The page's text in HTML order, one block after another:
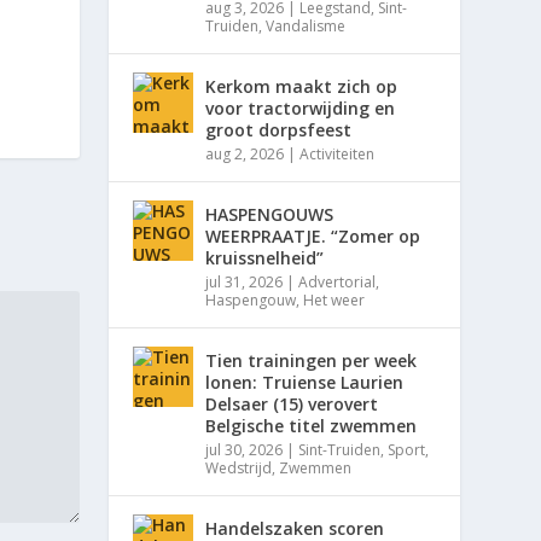
aug 3, 2026 | Leegstand, Sint-
Truiden,Vandalisme
Kerkom maakt zich op
voor tractorwijding en
groot dorpsfeest
aug 2, 2026 |Activiteiten
HASPENGOUWS
WEERPRAATJE. “Zomer op
kruissnelheid”
jul 31, 2026 |Advertorial,
Haspengouw, Het weer
Tien trainingen per week
lonen: Truiense Laurien
Delsaer (15) verovert
Belgische titel zwemmen
jul 30, 2026 | Sint-Truiden, Sport,
Wedstrijd, Zwemmen
Handelszaken scoren